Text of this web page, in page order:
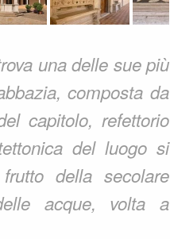
una delle sue più
composta da
capitolo, refettorio
del luogo si
della secolare
acque, volta a